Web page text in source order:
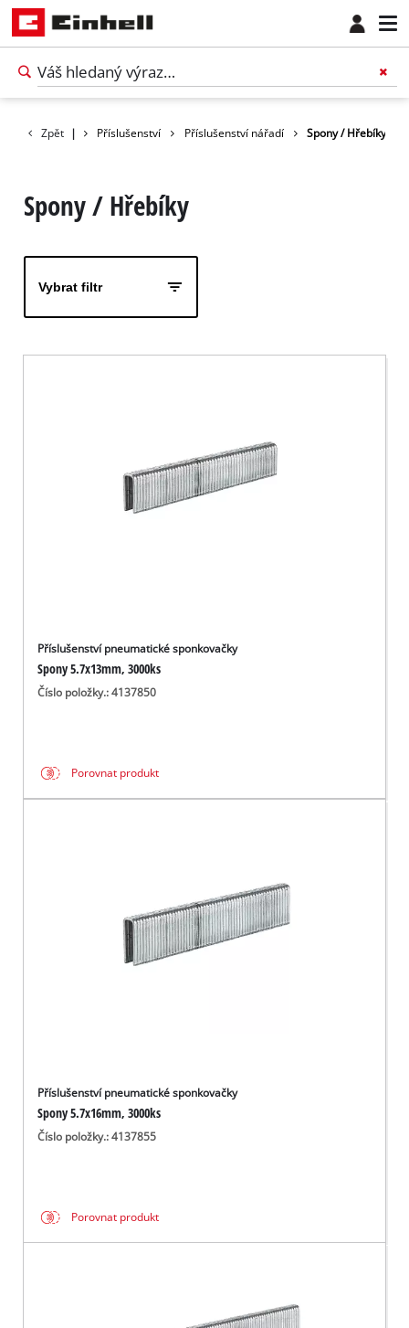
Zpět | Příslušenství Příslušenství nářadí Spony / Hřebíky
Spony / Hřebíky
Vybrat filtr
Příslušenství pneumatické sponkovačky
Spony 5.7x13mm, 3000ks
Číslo položky.: 4137850
Porovnat produkt
Příslušenství pneumatické sponkovačky
Spony 5.7x16mm, 3000ks
Číslo položky.: 4137855
Porovnat produkt